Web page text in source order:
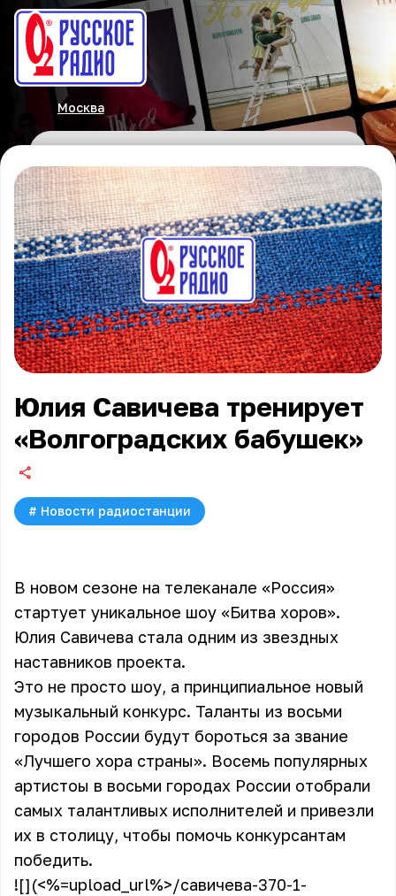
Москва
Юлия Савичева тренирует
«Волгоградских бабушек»
# Новости радиостанции
В новом сезоне на телеканале «Россия»
стартует уникальное шоу «Битва хоров».
Юлия Савичева стала одним из звездных
наставников проекта.
Это не просто шоу, а принципиальное новый
музыкальный конкурс. Таланты из восьми
городов России будут бороться за звание
«Лучшего хора страны». Восемь популярных
артистоы в восьми городах России отобрали
самых талантливых исполнителей и привезли
их в столицу, чтобы помочь конкурсантам
победить.
![](<%=upload_url%>/савичева-370-1-